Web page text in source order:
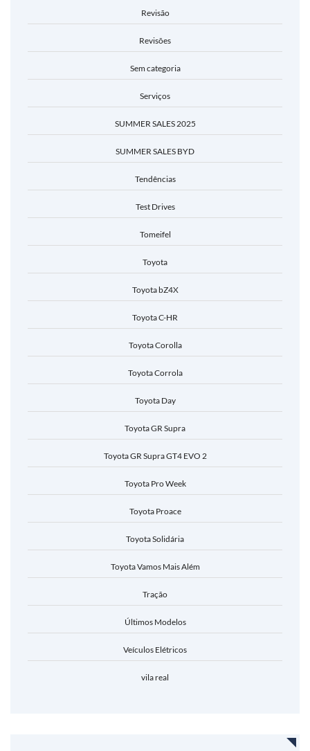
Revisão
Revisões
Sem categoria
Serviços
SUMMER SALES 2025
SUMMER SALES BYD
Tendências
Test Drives
Tomeifel
Toyota
Toyota bZ4X
Toyota C-HR
Toyota Corolla
Toyota Corrola
Toyota Day
Toyota GR Supra
Toyota GR Supra GT4 EVO 2
Toyota Pro Week
Toyota Proace
Toyota Solidária
Toyota Vamos Mais Além
Tração
Últimos Modelos
Veículos Elétricos
vila real